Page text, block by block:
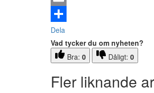
Email
Dela
Vad tycker du om nyheten?
Bra: 0 Dåligt: 0
Fler liknande